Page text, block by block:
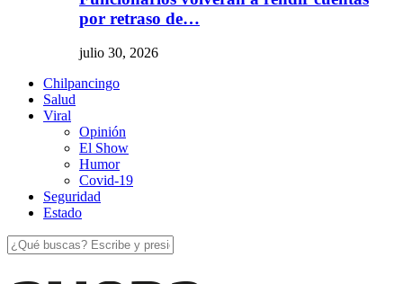
por retraso de…
julio 30, 2026
Chilpancingo
Salud
Viral
Opinión
El Show
Humor
Covid-19
Seguridad
Estado